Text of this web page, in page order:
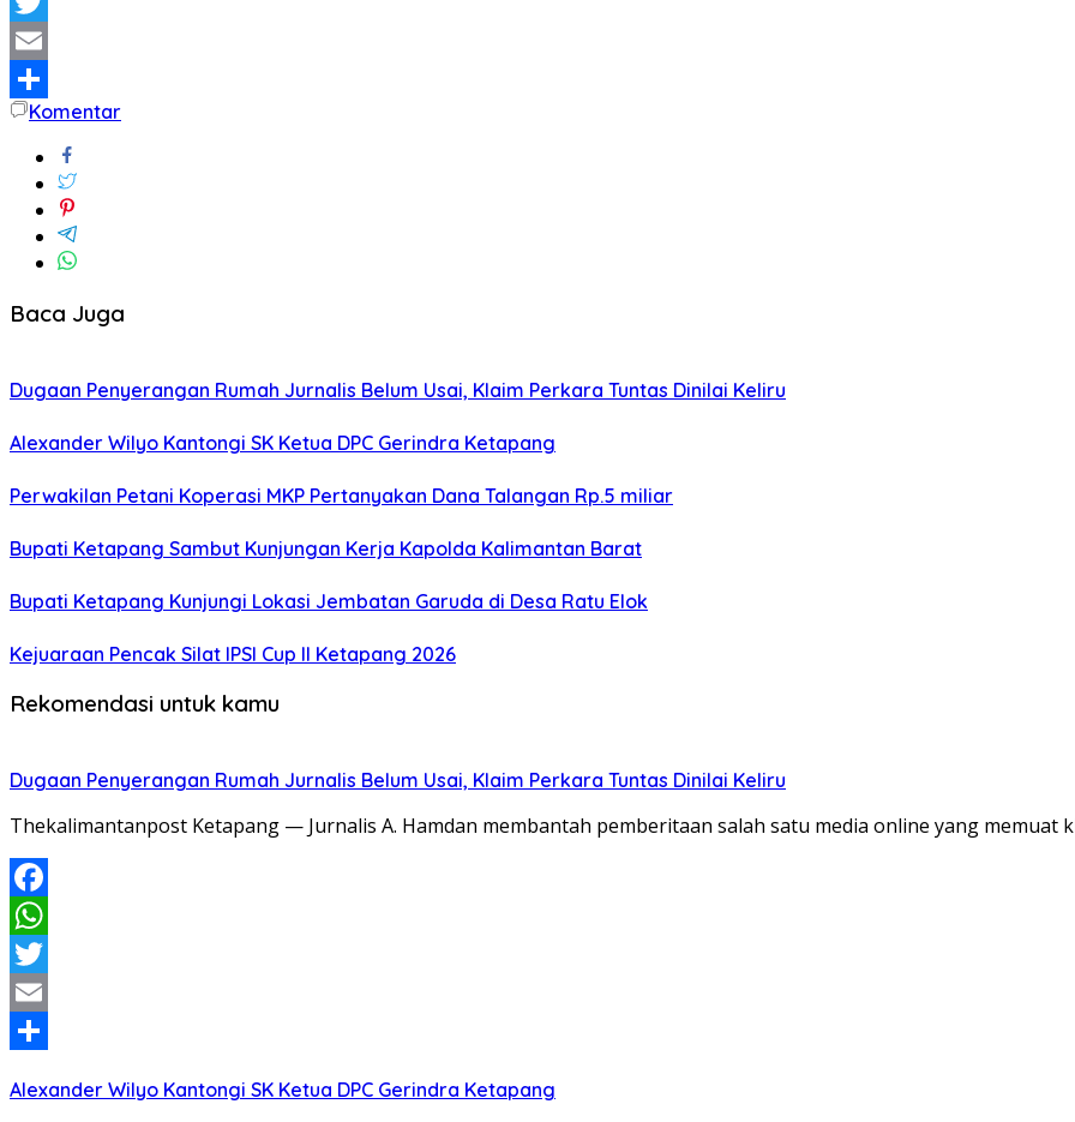
Twitter
Email
Share
Komentar
Baca Juga
Dugaan Penyerangan Rumah Jurnalis Belum Usai, Klaim Perkara Tuntas Dinilai Keliru
Alexander Wilyo Kantongi SK Ketua DPC Gerindra Ketapang
Perwakilan Petani Koperasi MKP Pertanyakan Dana Talangan Rp.5 miliar
Bupati Ketapang Sambut Kunjungan Kerja Kapolda Kalimantan Barat
Bupati Ketapang Kunjungi Lokasi Jembatan Garuda di Desa Ratu Elok
Kejuaraan Pencak Silat IPSI Cup II Ketapang 2026
Rekomendasi untuk kamu
Dugaan Penyerangan Rumah Jurnalis Belum Usai, Klaim Perkara Tuntas Dinilai Keliru
Thekalimantanpost Ketapang — Jurnalis A. Hamdan membantah pemberitaan salah satu media online yang memuat
Facebook
WhatsApp
Twitter
Email
Alexander Wilyo Kantongi SK Ketua DPC Gerindra Ketapang